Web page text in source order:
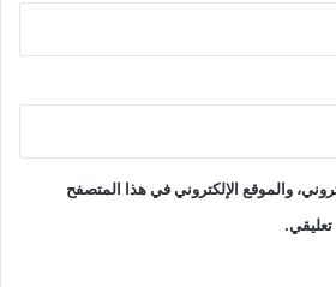
والموقع الإلكتروني في هذا المتصفح
تعليقي.